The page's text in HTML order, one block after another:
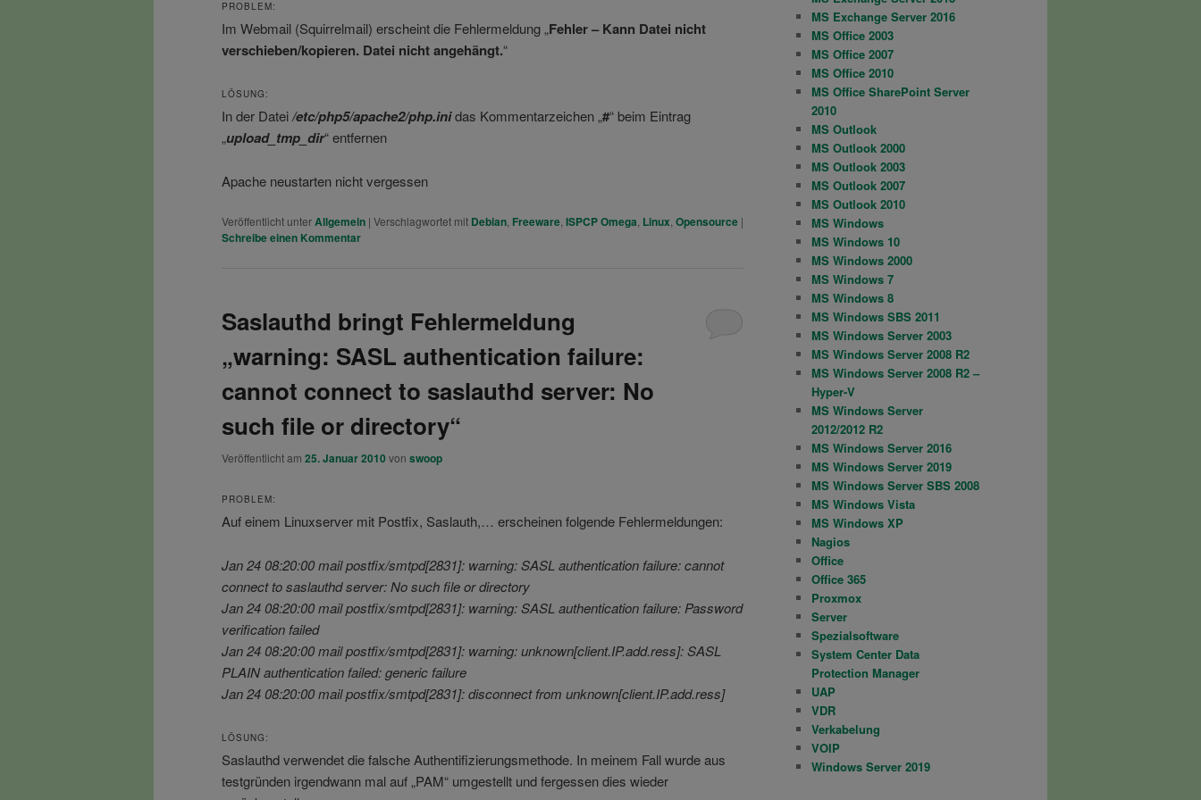
PROBLEM:
Im Webmail (Squirrelmail) erscheint die Fehlermeldung „Fehler – Kann Datei nicht
verschieben/kopieren. Datei nicht angehängt.“
LÖSUNG:
In der Datei/etc/php5/apache2/php.inidas Kommentarzeichen „#“ beim Eintrag
„upload_tmp_dir“ entfernen
Apache neustarten nicht vergessen
Veröffentlicht unterAllgemein | Verschlagwortet mit Debian Freeware ISPCP Omega Linux Opensource |
Schreibe einen Kommentar
Saslauthd bringt Fehlermeldung
„warning: SASL authentication failure:
cannot connect to saslauthd server: No
such file or directory“
Veröffentlicht am 25. Januar 2010 von swoop
PROBLEM:
Auf einem Linuxserver mit Postfix, Saslauth,… erscheinen folgende Fehlermeldungen:
Jan 24 08:20:00 mail postfix/smtpd[2831]: warning: SASL authentication failure: cannot
connect to saslauthd server: No such file or directory
Jan 24 08:20:00 mail postfix/smtpd[2831]: warning: SASL authentication failure: Password
verification failed
Jan 24 08:20:00 mail postfix/smtpd[2831]: warning: unknown[client.IP.add.ress]: SASL
PLAIN authentication failed: generic failure
Jan 24 08:20:00 mail postfix/smtpd[2831]: disconnect from unknown[client.IP.add.ress]
LÖSUNG:
Saslauthd verwendet die falsche Authentifizierungsmethode. In meinem Fall wurde aus
testgründen irgendwann mal auf „PAM“ umgestellt und fergessen dies wieder
MS Exchange Server 2016
MS Office 2003
MS Office 2007
MS Office 2010
MS Office SharePoint Server
2010
MS Outlook
MS Outlook 2000
MS Outlook 2003
MS Outlook 2007
MS Outlook 2010
MS Windows
MS Windows 10
MS Windows 2000
MS Windows 7
MS Windows 8
MS Windows SBS 2011
MS Windows Server 2003
MS Windows Server 2008 R2
MS Windows Server 2008 R2 –
Hyper-V
MS Windows Server
2012/2012 R2
MS Windows Server 2016
MS Windows Server 2019
MS Windows Server SBS 2008
MS Windows Vista
MS Windows XP
Nagios
Office
Office 365
Proxmox
Server
Spezialsoftware
System Center Data
Protection Manager
UAP
VDR
Verkabelung
VOIP
Windows Server 2019